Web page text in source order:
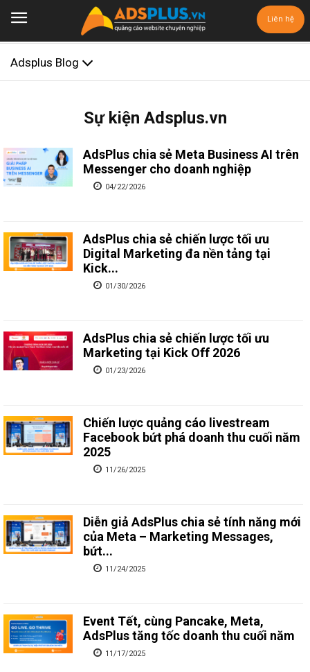
Liên hệ
Adsplus Blog
Sự kiện Adsplus.vn
AdsPlus chia sẻ Meta Business AI trên
Messenger cho doanh nghiệp
04/22/2026
AdsPlus chia sẻ chiến lược tối ưu
Digital Marketing đa nền tảng tại
Kick...
01/30/2026
AdsPlus chia sẻ chiến lược tối ưu
Marketing tại Kick Off 2026
01/23/2026
Chiến lược quảng cáo livestream
Facebook bứt phá doanh thu cuối năm
2025
11/26/2025
Diễn giả AdsPlus chia sẻ tính năng mới
của Meta – Marketing Messages,
bứt...
11/24/2025
Event Tết, cùng Pancake, Meta,
AdsPlus tăng tốc doanh thu cuối năm
11/17/2025